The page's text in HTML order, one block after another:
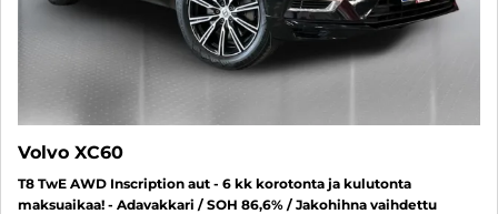
Volvo XC60
T8 TwE AWD Inscription aut - 6 kk korotonta ja kulutonta
maksuaikaa! - Adavakkari / SOH 86,6% / Jakohihna vaihdettu